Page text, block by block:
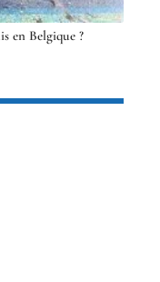
en Belgique ?